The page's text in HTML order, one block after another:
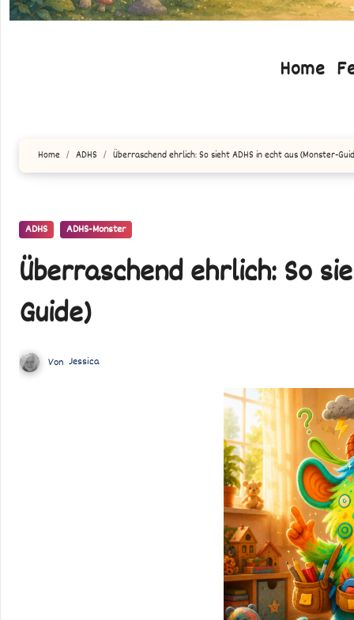
Home
Home ADHS Überraschend ehrlich: So sieht ADHS in echt aus (Monster-
ADHS ADHS-Monster
Überraschend ehrlich: So
Guide)
Von Jessica